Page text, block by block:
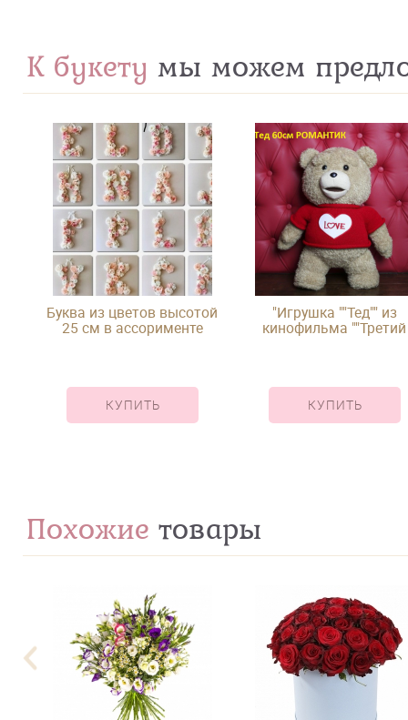
К букету мы можем
Буква из цветов высотой
25 см в ассорименте
КУПИТЬ
"Игрушка ""Тед"" из
кинофильма ""Третий
КУПИТЬ
Похожие товары